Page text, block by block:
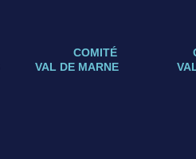
COMITÉ
VAL DE MARNE